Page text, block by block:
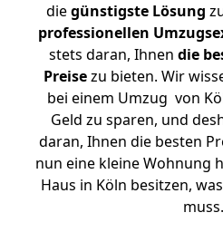
diegünstigste Lösung
professionellen
stets daran, Ihnen die
Preisezu bieten. Wir
bei einem Umzug von
Geld zu sparen, und
daran, Ihnen die besten
nun eine kleine Wohnung
Haus in Köln besitzen,
muss.